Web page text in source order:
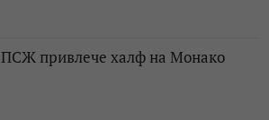
ПСЖ привлече халф на Монако